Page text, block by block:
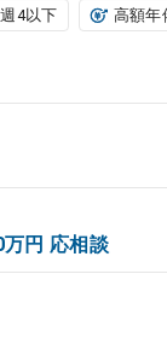
週4以下 高額年
円 応相談